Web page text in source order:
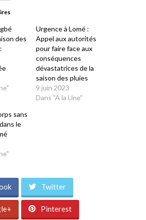
nouvelle
des
Urgence à Lomé :
Appel aux autorités
pour faire face aux
conséquences
dévastatrices de la
saison des pluies
9 juin 2023
Dans "A la Une"
sans
le
Twitter
Pinterest